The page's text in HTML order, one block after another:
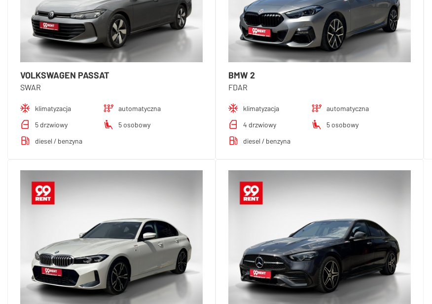
VOLKSWAGEN PASSAT
SWAR
klimatyzacja
automatyczna
5 drzwiowy
5 osobowy
diesel / benzyna
BMW 2
FDAR
klimatyzacja
automatyczna
4 drzwiowy
5 osobowy
diesel / benzyna